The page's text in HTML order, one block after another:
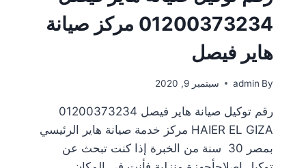
01200373234 مركز صيانة
هاير فيصل
By
admin سبتمبر 9, 2020
رقم توكيل صيانة هاير فيصل 01200373234
HAIER EL GIZA مركز خدمة صيانة هاير الرئيسي
بمصر 30 سنة من الخبرة إذا كنت تبحث عن